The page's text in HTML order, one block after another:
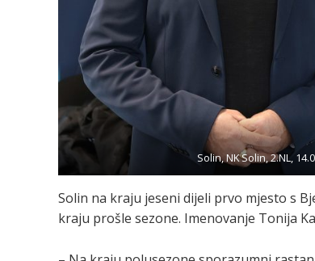
Solin, NK Solin, 2.NL,
Solin na kraju jeseni dijeli prvo mjesto s
kraju prošle sezone. Imenovanje Tonija